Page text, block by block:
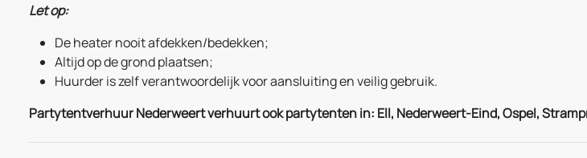
Let op:
De heater nooit afdekken/bedekken;
Altijd op de grond plaatsen;
Huurder is zelf verantwoordelijk voor aansluiting en veilig gebruik.
Partytentverhuur Nederweert verhuurt ook partytenten in: Ell, Nederweert-Eind, Ospel,